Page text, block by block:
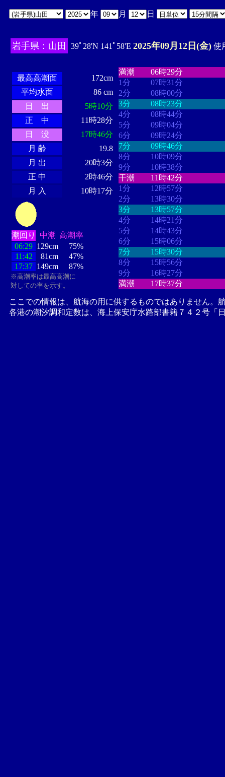
年 月 日
岩手県：山田 39ﾟ28'N 141ﾟ58'E 2025年09月12日(金) 使
最高高潮面
172cm
平均水面
86 cm
日 出
5時10分
正 中
11時28分
日 没
17時46分
月 齢
19.8
月 出
20時3分
正 中
2時46分
月 入
10時17分
潮回り 中潮 高潮率
06:29 129cm
75%
11:42
81cm
47%
17:37 149cm 87%
※高潮率は最高高潮に
対しての率を示す。
満潮
06時29分
1分
07時31分
2分
08時00分
3分
08時23分
4分
08時44分
5分
09時04分
6分
09時24分
7分
09時46分
8分
10時09分
9分
10時38分
干潮
11時42分
1分
12時57分
2分
13時30分
3分
13時57分
4分
14時21分
5分
14時43分
6分
15時06分
7分
15時30分
8分
15時56分
9分
16時27分
満潮
17時37分
ここでの情報は、航海の用に供するものではありません。
各港の潮汐調和定数は、海上保安庁水路部書籍７４２号「